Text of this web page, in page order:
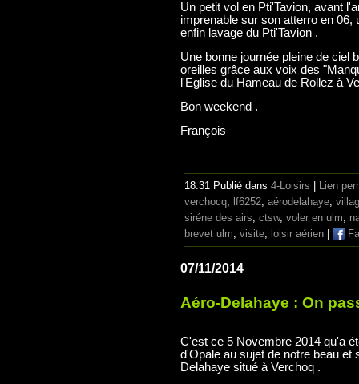
Un petit vol en Pti'Tavion, avant
imprenable sur son atterro en 06,
enfin lavage du Pti'Tavion .
Une bonne journée pleine de ciel
oreilles grâce aux voix des
l'Eglise du Hameau de Rollez à
Bon weekend .
François
18:31 Publié dans 4-Loisirs
Lien
verchocq, lf6252, aérodelahaye,
siréne des airs, ctsw, voler en ulm,
brevet ulm, visite, loisir aérien
07/11/2014
Aéro-Delahaye : On
C'est ce 5 Novembre 2014 qu'a
d'Opale au sujet de notre beau et
Delahaye situé à Verchoq .